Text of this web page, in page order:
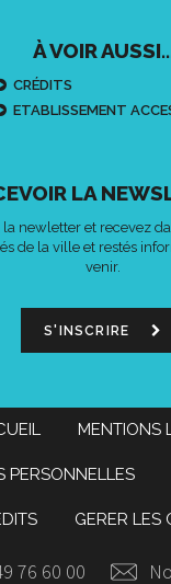
À VOIR
CRÉDITS
ETABLISSEMENT
LA
la newletter et recevez
de la ville et restés
venir.
S'INSCRIRE
MENTIONS
PERSONNELLES
GERER LES
76 60 00